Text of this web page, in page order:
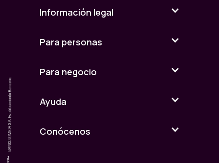
Información legal
Para personas
Para negocio
Ayuda
Conócenos